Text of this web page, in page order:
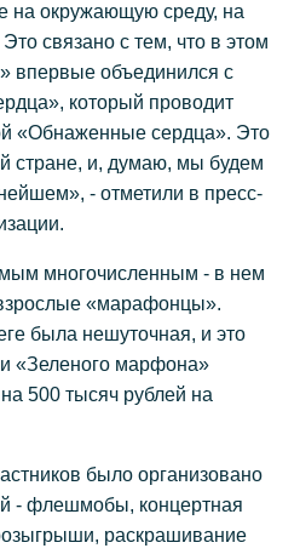
на окружающую среду, на
связано с тем, что в этом
впервые объединился с
который проводит
«Обнаженные сердца». Это
стране, и, думаю, мы будем
- отметили в пресс-
многочисленным - в нем
«марафонцы».
была нешуточная, и это
«Зеленого марфона»
500 тысяч рублей на
было организовано
- флешмобы, концертная
раскрашивание